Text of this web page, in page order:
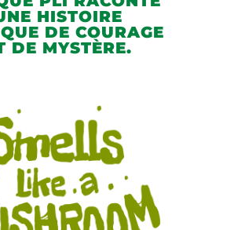
HISTOIRE
DE COURAGE
DE MYSTÈRE.